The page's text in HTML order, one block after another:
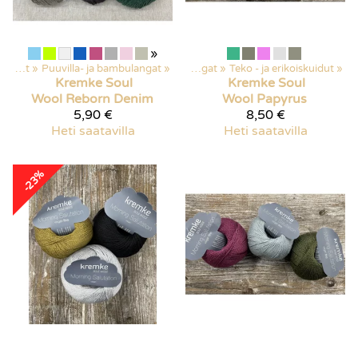
»
Langat ‪» Puuvilla- ja bambulangat ‪»
Kremke Soul
Wool Reborn Denim
5,90 €
Heti saatavilla
Kaikki tuotteet Langat ‪» Teko - ja erikoiskuidut ‪»
Kremke Soul
Wool Papyrus
8,50 €
Heti saatavilla
-23%